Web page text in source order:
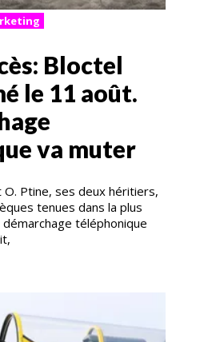
Bloctel
le 11 août.
va muter
Ptine, ses deux héritiers,
tenues dans la plus
téléphonique